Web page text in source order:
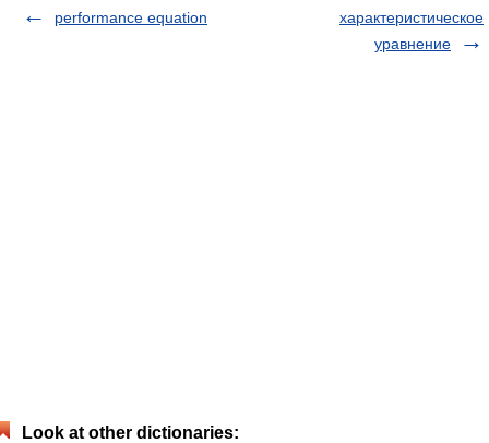
performance equation
характеристическое
уравнение
Look at other dictionaries: